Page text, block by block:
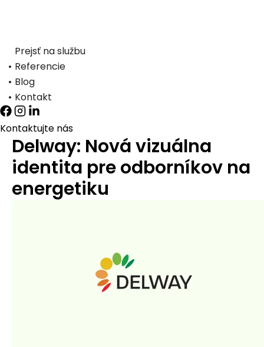
Prejsť na službu
Referencie
Blog
Kontakt
Kontaktujte nás
Delway: Nová vizuálna
identita pre odborníkov na
energetiku